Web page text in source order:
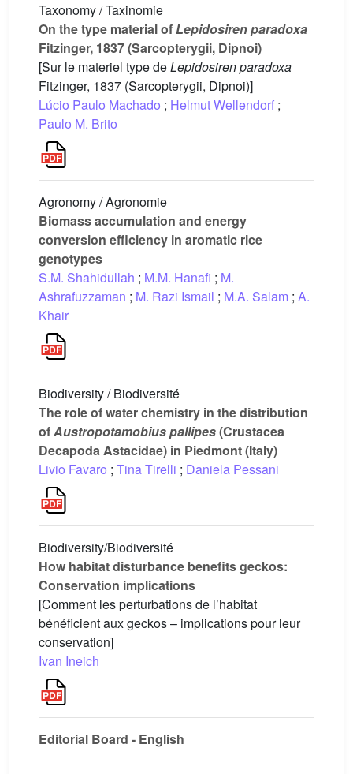
Taxonomy / Taxinomie
On the type material ofLepidosiren paradoxa
Fitzinger, 1837 (Sarcopterygii, Dipnoi)
[Sur le materiel type deLepidosiren paradoxa
Fitzinger, 1837 (Sarcopterygii, Dipnoi)]
Lúcio Paulo Machado ; Helmut Wellendorf ;
Paulo M. Brito
Agronomy / Agronomie
Biomass accumulation and energy
conversion efficiency in aromatic rice
genotypes
S.M. Shahidullah ; M.M. Hanafi ; M.
Ashrafuzzaman ; M. Razi Ismail ; M.A. Salam ; A.
Khair
Biodiversity / Biodiversité
The role of water chemistry in the distribution
ofAustropotamobius pallipes(Crustacea
Decapoda Astacidae) in Piedmont (Italy)
Livio Favaro ; Tina Tirelli ; Daniela Pessani
Biodiversity/Biodiversité
How habitat disturbance benefits geckos:
Conservation implications
[Comment les perturbations de l’habitat
bénéficient aux geckos – implications pour leur
conservation]
Ivan Ineich
Editorial Board - English